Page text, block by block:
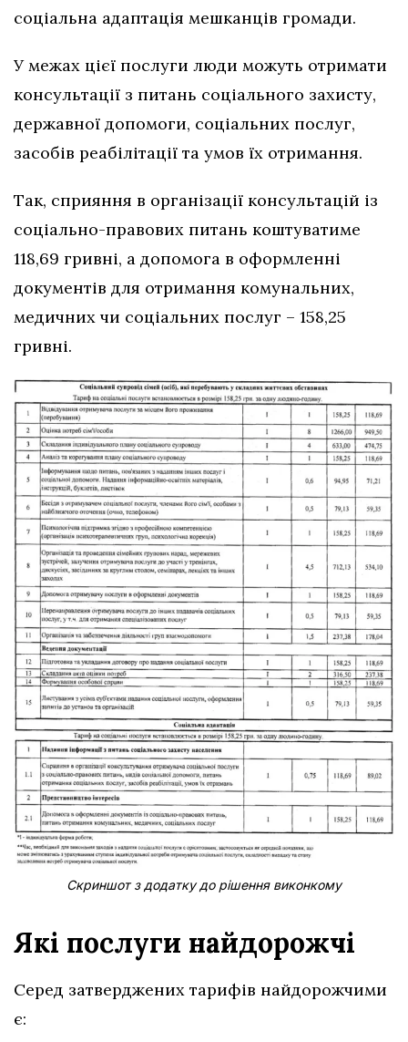
соціальна адаптація мешканців громади.
У межах цієї послуги люди можуть отримати
консультації з питань соціального захисту,
державної допомоги, соціальних послуг,
засобів реабілітації та умов їх отримання.
Так, сприяння в організації консультацій із
соціально-правових питань коштуватиме
118,69 гривні, а допомога в оформленні
документів для отримання комунальних,
медичних чи соціальних послуг – 158,25
гривні.
Скриншот з додатку до рішення виконкому
Які послуги найдорожчі
Серед затверджених тарифів найдорожчими
є: